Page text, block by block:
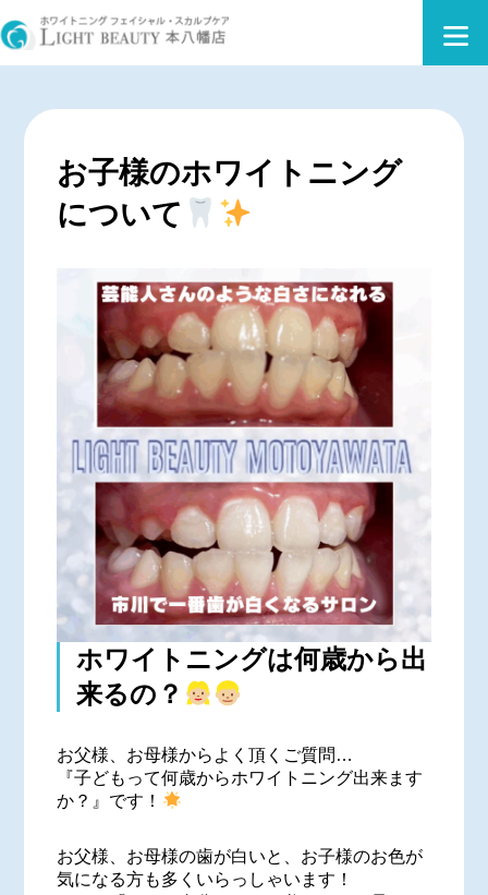
お子様のホワイトニング
について
ホワイトニングは何歳から出
来るの？
お父様、お母様からよく頂くご質問…
『子どもって何歳からホワイトニング出来ます
か？』です！
お父様、お母様の歯が白いと、お子様のお色が
気になる方も多くいらっしゃいます！